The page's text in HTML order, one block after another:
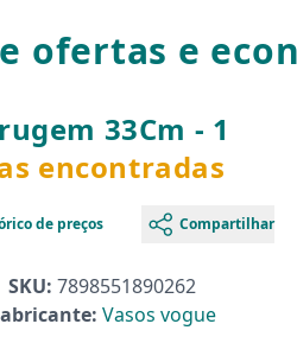
ofertas e
33Cm - 1
encontradas
de preços Compartilhar
SKU: 7898551890262
Vasos vogue